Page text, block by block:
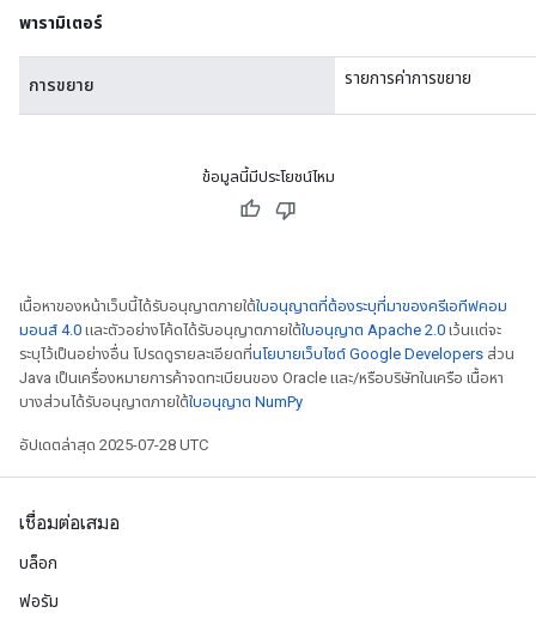
พารามิเตอร์
การขยาย รายการค่าการขยาย
ข้อมูลนี้มีประโยชน์ไหม
เนื้อหาของหน้าเว็บนี้ได้รับอนุญาตภายใต้ใบอนุญาตที่ต้องระบุที่มาของครีเอทีฟคอม
มอนส์ 4.0 และตัวอย่างโค้ดได้รับอนุญาตภายใต้ใบอนุญาต Apache 2.0 เว้นแต่จะ
ระบุไว้เป็นอย่างอื่น โปรดดูรายละเอียดที่นโยบายเว็บไซต์ Google Developers ส่วน
Java เป็นเครื่องหมายการค้าจดทะเบียนของ Oracle และ/หรือบริษัทในเครือ เนื้อหา
บางส่วนได้รับอนุญาตภายใต้ใบอนุญาต NumPy
อัปเดตล่าสุด 2025-07-28 UTC
เชื่อมต่อเสมอ
บล็อก
ฟอรัม